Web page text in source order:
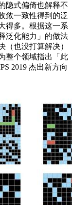
隐式偏倚也解释不
敛一致性得到的泛
得多。根据这一系
泛化能力」的做法
（也没打算解决）
整个领域指出「此
2019 杰出新方向